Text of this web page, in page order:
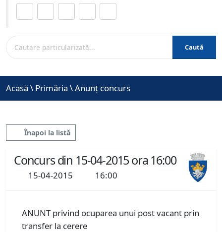
Caută
Acasă \ Primăria \Anunț concurs
Înapoi la listă
Concurs din 15-04-2015 ora 16:00
15-04-2015 16:00
ANUNT privind ocuparea unui post vacant prin
transfer la cerere